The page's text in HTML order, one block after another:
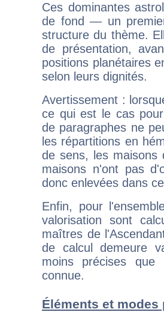
Ces dominantes
de fond — un
structure du thème.
de présentation,
positions planétaires
selon leurs dignités.
Avertissement :
ce qui est le cas
de paragraphes ne
les répartitions en
de sens, les maisons
maisons n'ont pas
donc enlevées dans
Enfin, pour
valorisation sont
maîtres de
de calcul demeure
moins précises que
connue.
Éléments et